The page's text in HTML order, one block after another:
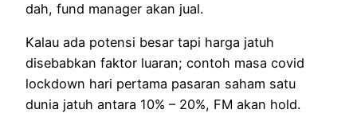
dah, fund manager akan jual.
Kalau ada potensi besar tapi harga jatuh
disebabkan faktor luaran; contoh masa covid
lockdown hari pertama pasaran saham satu
dunia jatuh antara 10% – 20%, FM akan hold.